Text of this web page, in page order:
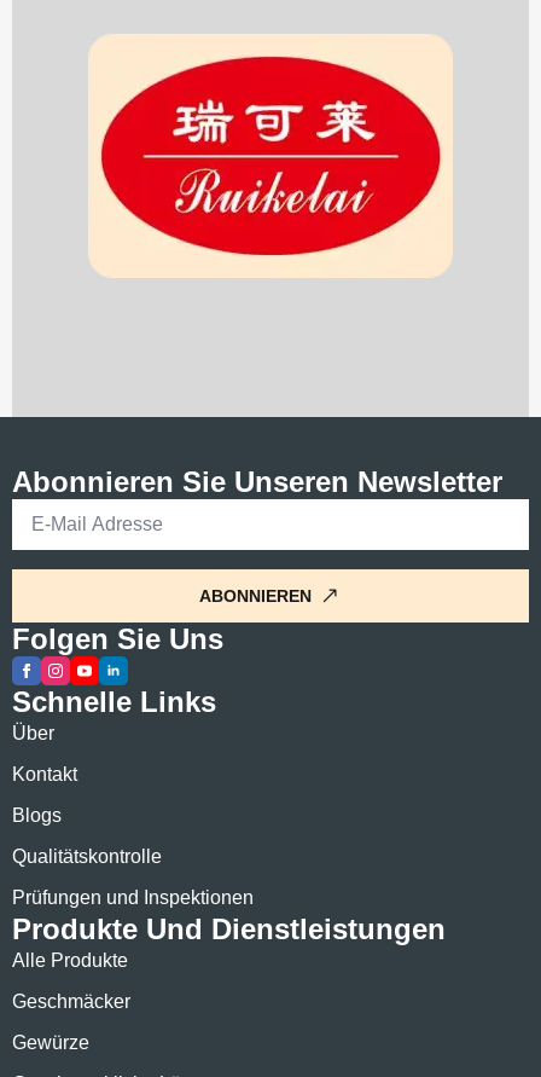
Abonnieren Sie Unseren Newsletter
Mail
*
ABONNIEREN
Folgen Sie Uns
Schnelle Links
Über
Kontakt
Blogs
Qualitätskontrolle
Prüfungen und Inspektionen
Produkte Und Dienstleistungen
Alle Produkte
Geschmäcker
Gewürze